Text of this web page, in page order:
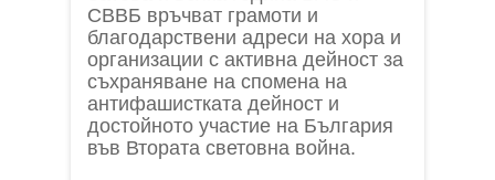
СВВБ връчват грамоти и
благодарствени адреси на хора и
организации с активна дейност за
съхраняване на спомена на
антифашистката дейност и
достойното участие на България
във Втората световна война.